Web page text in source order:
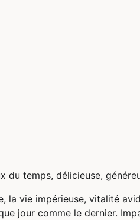
du temps, délicieuse,
la vie impérieuse, vitalité
jour comme le dernier.